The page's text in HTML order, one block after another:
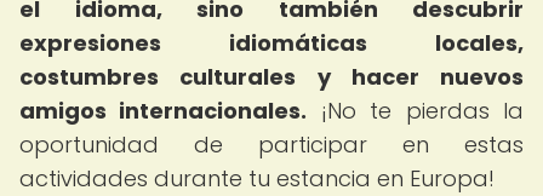
el idioma, sino también descubrir
expresiones idiomáticas locales,
costumbres culturales y hacer nuevos
amigos internacionales. ¡No te pierdas la
oportunidad de participar en estas
actividades durante tu estancia en Europa!